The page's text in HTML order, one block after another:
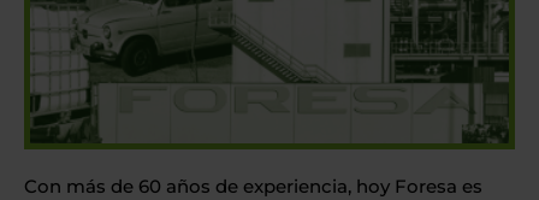
Con más de 60 años de experiencia, hoy Foresa es